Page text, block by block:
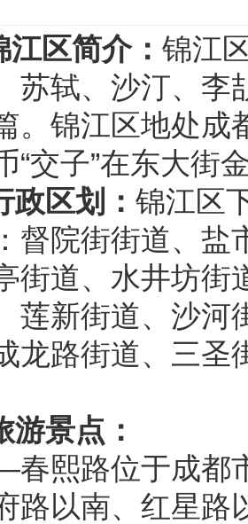
江区简介： 锦江
苏轼、沙汀、李
。锦江区地处
“交子”在东大街
政区划： 锦江区
督院街街道、盐
街道、水井坊街
莲新街道、沙河
龙路街道、三圣
游景点：
熙路位于成都
路以南、红星